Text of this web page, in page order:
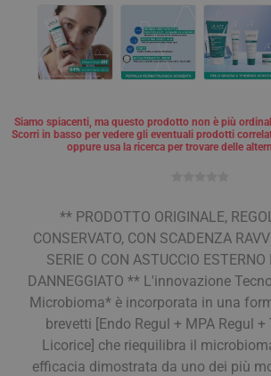
Siamo spiacenti, ma questo prodotto non è più
Scorri in basso per vedere gli eventuali prodotti
oppure usa la ricerca per trovare delle
** PRODOTTO ORIGINALE,
CONSERVATO, CON SCADENZA
SERIE O CON ASTUCCIO
DANNEGGIATO ** L'innovazione
Microbioma* è incorporata in una
brevetti [Endo Regul + MPA Regul +
Licorice] che riequilibra il
efficacia dimostrata da uno dei più